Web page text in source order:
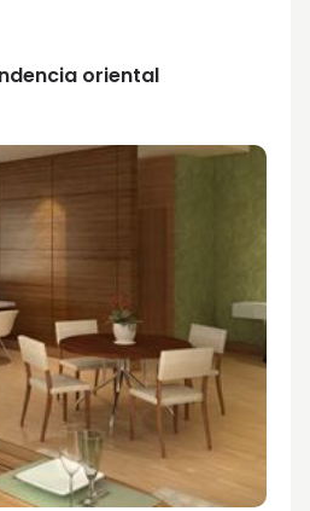
oriental